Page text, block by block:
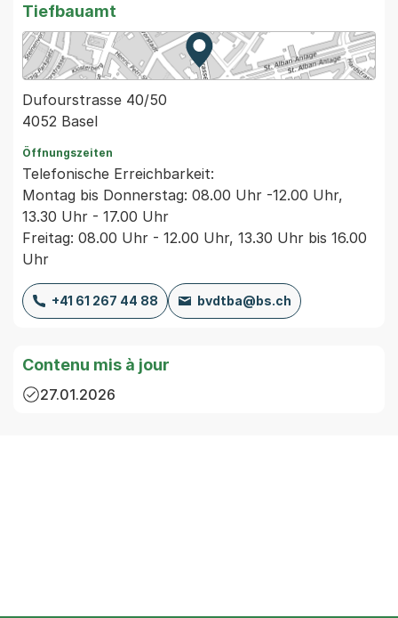
Tiefbauamt
Zur Karte von MapBS.
Externer Link, wird in einem
Dufourstrasse 40/50
4052 Basel
Öffnungszeiten
Telefonische Erreichbarkeit:
Montag bis Donnerstag: 08.00 Uhr -12.00 Uhr,
13.30 Uhr - 17.00 Uhr
Freitag: 08.00 Uhr - 12.00 Uhr, 13.30 Uhr bis 16.00
Uhr
+41 61 267 44 88 bvdtba@bs.ch
Contenu mis à jour
27.01.2026